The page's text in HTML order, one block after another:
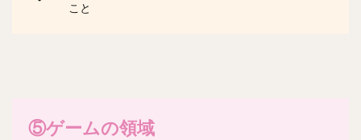
こと
⑤ゲームの領域